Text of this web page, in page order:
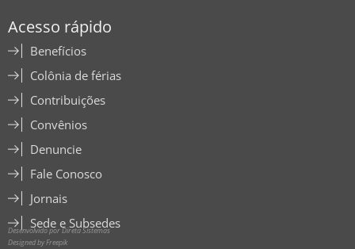
Acesso rápido
Benefícios
Colônia de férias
Contribuições
Convênios
Denuncie
Fale Conosco
Jornais
Sede e Subsedes
Desenvolvido por Direta Sistemas
Designed by Freepik